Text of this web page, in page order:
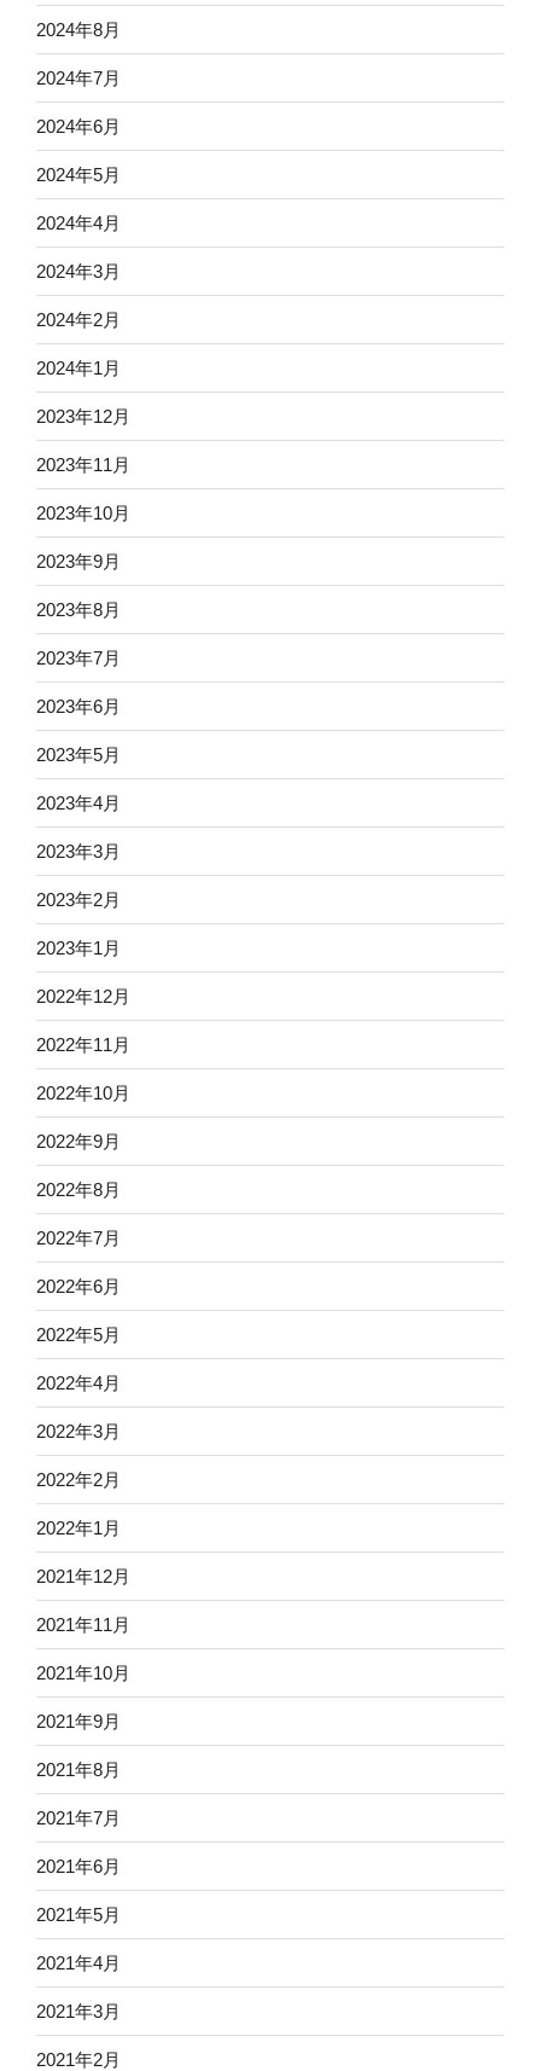
2024年8月
2024年7月
2024年6月
2024年5月
2024年4月
2024年3月
2024年2月
2024年1月
2023年12月
2023年11月
2023年10月
2023年9月
2023年8月
2023年7月
2023年6月
2023年5月
2023年4月
2023年3月
2023年2月
2023年1月
2022年12月
2022年11月
2022年10月
2022年9月
2022年8月
2022年7月
2022年6月
2022年5月
2022年4月
2022年3月
2022年2月
2022年1月
2021年12月
2021年11月
2021年10月
2021年9月
2021年8月
2021年7月
2021年6月
2021年5月
2021年4月
2021年3月
2021年2月